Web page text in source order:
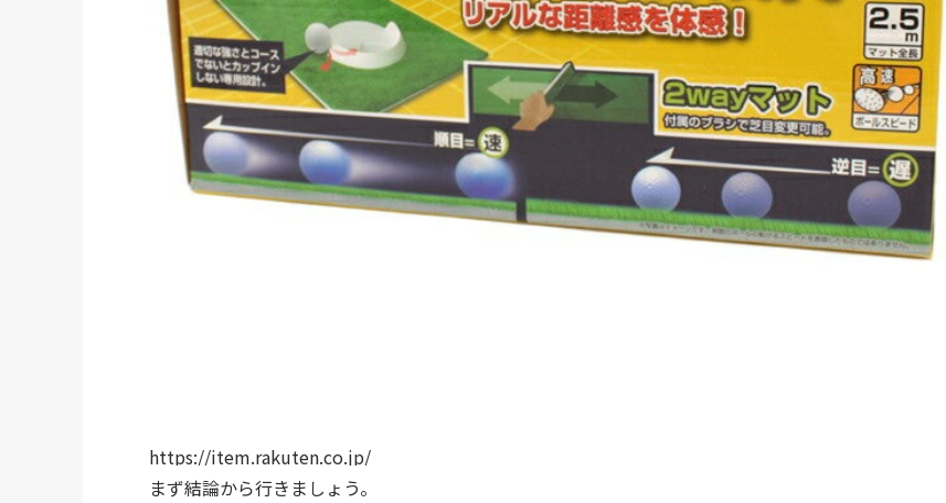
https://item.rakuten.co.jp/
まず結論から行きましょう。